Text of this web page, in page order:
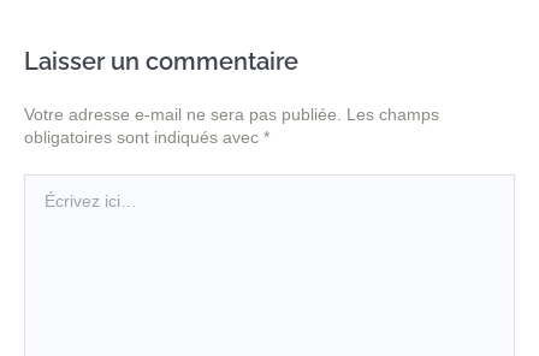
Laisser un commentaire
Votre adresse e-mail ne sera pas publiée.
Les champs
obligatoires sont indiqués avec *
ici…